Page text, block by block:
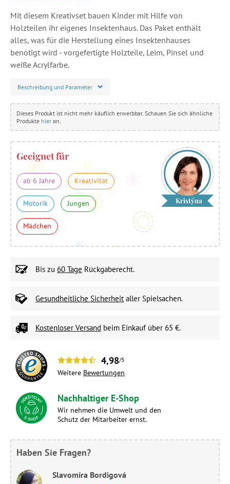
Mit diesem Kreativset bauen Kinder mit Hilfe von
Holzteilen ihr eigenes Insektenhaus. Das Paket enthält
alles, was für die Herstellung eines Insektenhauses
benötigt wird - vorgefertigte Holzteile, Leim, Pinsel und
weiße Acrylfarbe.
Beschreibung und Parameter
Dieses Produkt ist nicht mehr käuflich erwerbbar. Schauen Sie sich ähnliche
Produkte hier an.
Geeignet für
ab 6 Jahre Kreativität
Motorik Jungen
Mädchen
Kristýna
Bis zu 60 Tage Rückgaberecht.
Gesundheitliche Sicherheit aller Spielsachen.
Kostenloser Versand beim Einkauf über 65 €.
4,98/5
Weitere Bewertungen
Nachhaltiger E-Shop
Wir nehmen die Umwelt und den
Schutz der Mitarbeiter ernst.
Haben Sie Fragen?
Slavomíra Bordigová